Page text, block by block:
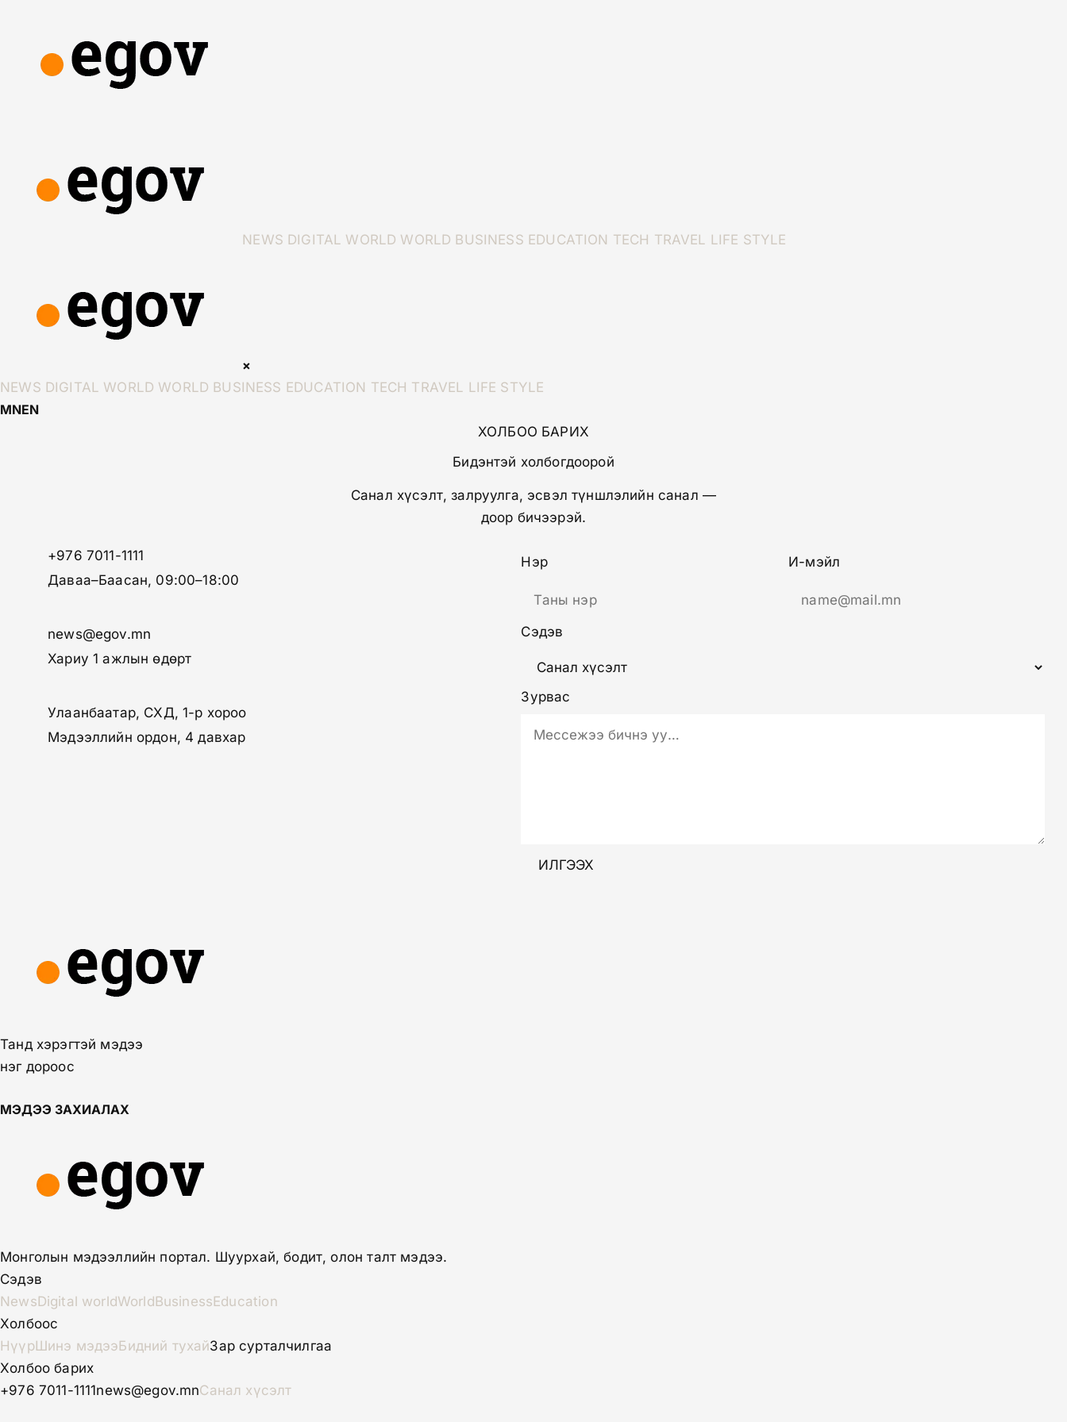
NEWS DIGITAL WORLD WORLD BUSINESS EDUCATION TECH TRAVEL LIFE STYLE
×
NEWS DIGITAL WORLD WORLD BUSINESS EDUCATION TECH TRAVEL LIFE STYLE
MNEN
ХОЛБОО БАРИХ
Бидэнтэй холбогдоорой
Санал хүсэлт, залруулга, эсвэл түншлэлийн санал —
доор бичээрэй.
+976 7011-1111
Даваа–Баасан, 09:00–18:00
news@egov.mn
Хариу 1 ажлын өдөрт
Улаанбаатар, СХД, 1-р хороо
Мэдээллийн ордон, 4 давхар
Нэр И-мэйл
Сэдэв
Зурвас
ИЛГЭЭХ
Танд хэрэгтэй мэдээ
нэг дороос
МЭДЭЭ ЗАХИАЛАХ
Монголын мэдээллийн портал. Шуурхай, бодит, олон талт мэдээ.
Сэдэв
News Digital worldWorldBusinessEducation
Холбоос
НүүрШинэ мэдээБидний тухайЗар сурталчилгаа
Холбоо барих
+976 7011-1111news@egov.mnСанал хүсэлт